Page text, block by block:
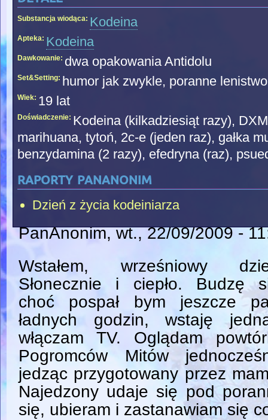
Substancja wiodąca: Kodeina
Apteka: Kodeina
Dawkowanie: dwa opakowania Antidolu
Set&Setting: humor jak zwykle, poranne
Wiek: 19 lat
Doświadczenie: Kodeina (kilkadziesiąt razy),
marihuana, tytoń, 2c-e (jeden raz), gałka
benzydamina (2 razy), efedryna (raz),
raporty pananonim
Dzień z życia kodeiniarza
PanAnonim, wt., 22/09/2009 -
Wstałem, wrześniowy
Słonecznie i ciepło. Budzę
choć pospał bym jeszcze
ładnych godzin, wstaję
włączam TV. Oglądam
Pogromców Mitów
jedząc przygotowany przez
Najedzony udaje się pod
się, ubieram i zastanawiam się